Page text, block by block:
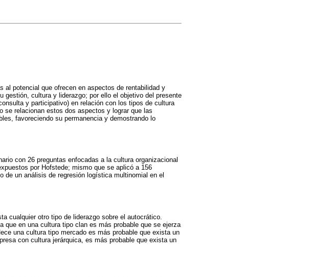
al potencial que ofrecen en aspectos de rentabilidad y
gestión, cultura y liderazgo; por ello el objetivo del presente
y participativo) en relación con los tipos de cultura
se relacionan estos dos aspectos y lograr que las
favoreciendo su permanencia y demostrando lo
con 26 preguntas enfocadas a la cultura organizacional
por Hofstede; mismo que se aplicó a 156
un análisis de regresión logística multinomial en el
cualquier otro tipo de liderazgo sobre el autocrático.
en una cultura tipo clan es más probable que se ejerza
una cultura tipo mercado es más probable que exista un
con cultura jerárquica, es más probable que exista un